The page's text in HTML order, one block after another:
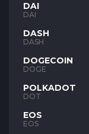
DAI
DAI
DASH
DASH
DOGECOIN
DOGE
POLKADOT
DOT
EOS
EOS